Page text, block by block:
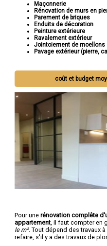
Maçonnerie
Rénovation de murs en
Parement de briques
Enduits de décoration
Peinture extérieure
Ravalement extérieur
Jointoiement de moellons
Pavage extérieur (pierre,
coût et budget
Pour une rénovation complête
appartement , il faut compter en
le m². Tout dépend des travaux
refaire, s'il y a des travaux de